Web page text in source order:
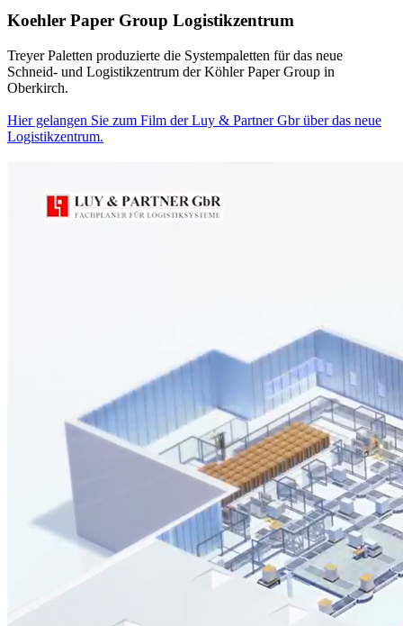
Koehler Paper Group Logistikzentrum
Treyer Paletten produzierte die Systempaletten für das neue
Schneid- und Logistikzentrum der Köhler Paper Group in
Oberkirch.
Hier gelangen Sie zum Film der Luy & Partner Gbr über das neue
Logistikzentrum.